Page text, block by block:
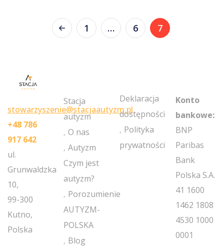
1 … 6 7
stowarzyszenie@stacjaautyzm.pl
+48 786
917 642
ul.
Grunwaldzka
10,
99-300
Kutno,
Polska
Stacja
autyzm
O nas
Autyzm
Czym jest
autyzm?
Porozumienie
AUTYZM-
POLSKA
Blog
Deklaracja
dostępności
Polityka
prywatności
Konto
bankowe:
BNP
Paribas
Bank
Polska S.A.
41 1600
1462 1808
4530 1000
0001